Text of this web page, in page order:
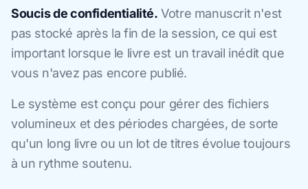
Soucis de confidentialité. Votre manuscrit n'est
pas stocké après la fin de la session, ce qui est
important lorsque le livre est un travail inédit que
vous n'avez pas encore publié.
Le système est conçu pour gérer des fichiers
volumineux et des périodes chargées, de sorte
qu'un long livre ou un lot de titres évolue toujours
à un rythme soutenu.